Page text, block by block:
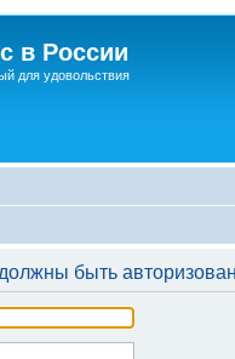
в России
для удовольствия
быть